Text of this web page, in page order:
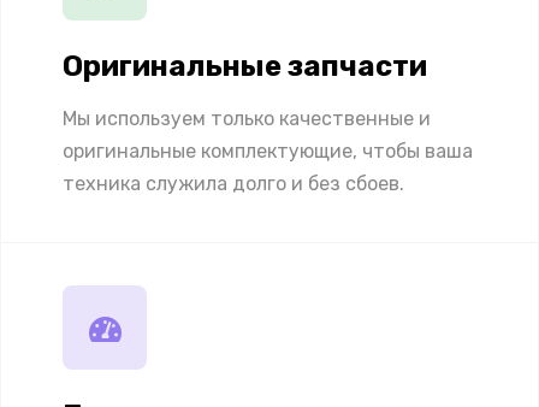
Оригинальные запчасти
Мы используем только качественные и
оригинальные комплектующие, чтобы ваша
техника служила долго и без сбоев.